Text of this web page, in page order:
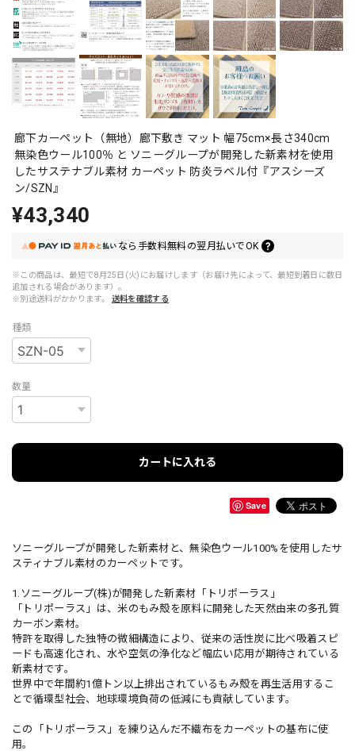
廊下カーペット（無地）廊下敷き マット 幅75cm×長さ340cm
無染色ウール100％ と ソニーグループが開発した新素材を使用
したサステナブル素材 カーペット 防炎ラベル付『アスシーズ
ン/SZN』
¥43,340
なら 手数料無料の翌月払いでOK
※この商品は、最短で8月25日(火)にお届けします（お届け先によって、最短到着日に数日
追加される場合があります）。
※別途送料がかかります。
送料を確認する
種類
数量
カートに入れる
Save
ソニーグループが開発した新素材と、無染色ウール100%を使用したサ
スティナブル素材のカーペットです。
1.ソニーグループ(株)が開発した新素材「トリポーラス」
「トリポーラス」は、米のもみ殻を原料に開発した天然由来の多孔質
カーボン素材。
特許を取得した独特の微細構造により、従来の活性炭に比べ吸着スピ
ードも高速化され、水や空気の浄化など幅広い応用が期待されている
新素材です。
世界中で年間約1億トン以上排出されているもみ殻を再生活用するこ
とで循環型社会、地球環境負荷の低減にも貢献しています。
この「トリポーラス」を練り込んだ不織布をカーペットの基布に使
用。